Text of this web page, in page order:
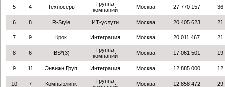
5 4 Техносерв
Группа
компаний
Москва 27 770 157 36
6 8 R-Style ИТ-услуги Москва 20 405 623 21
7 9 Крок Интеграция Москва 20 011 467 21
8 6 IBS*(3)
Группа
компаний
Москва 17 061 501 19
9 11 Энвижн Груп Интеграция Москва 12 885 000 12
10 7 Компьюлинк
Группа
Москва 12 858 472 29